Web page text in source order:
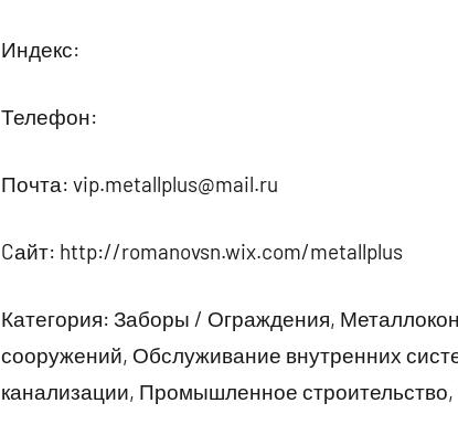
Индекс:
Телефон:
Почта: vip.metallplus@mail.ru
Cайт: http://romanovsn.wix.com/metallplus
Категория: Заборы / Ограждения,
сооружений, Обслуживание внутренних
канализации, Промышленное